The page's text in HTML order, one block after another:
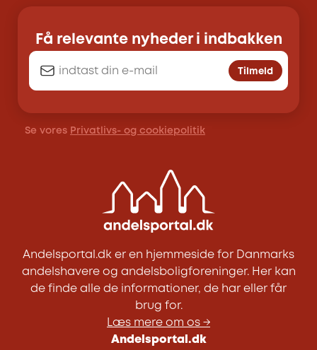
Få relevante nyheder i indbakken
Tilmeld
Se vores Privatlivs- og cookiepolitik
Andelsportal.dk er en hjemmeside for Danmarks
andelshavere og andelsboligforeninger. Her kan
de finde alle de informationer, de har eller får
brug for.
Læs mere om os →
Andelsportal.dk